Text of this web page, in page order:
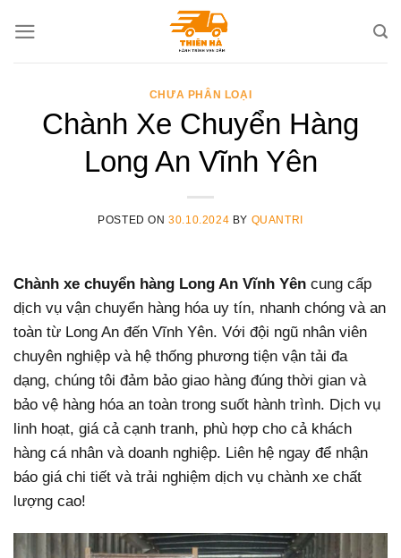
CHƯA PHÂN LOẠI
Chành Xe Chuyển Hàng
Long An Vĩnh Yên
POSTED ON30.10.2024 BY QUANTRI
Chành xe chuyển hàng Long An Vĩnh Yên cung cấp
dịch vụ vận chuyển hàng hóa uy tín, nhanh chóng và an
toàn từ Long An đến Vĩnh Yên. Với đội ngũ nhân viên
chuyên nghiệp và hệ thống phương tiện vận tải đa
dạng, chúng tôi đảm bảo giao hàng đúng thời gian và
bảo vệ hàng hóa an toàn trong suốt hành trình. Dịch vụ
linh hoạt, giá cả cạnh tranh, phù hợp cho cả khách
hàng cá nhân và doanh nghiệp. Liên hệ ngay để nhận
báo giá chi tiết và trải nghiệm dịch vụ chành xe chất
lượng cao!